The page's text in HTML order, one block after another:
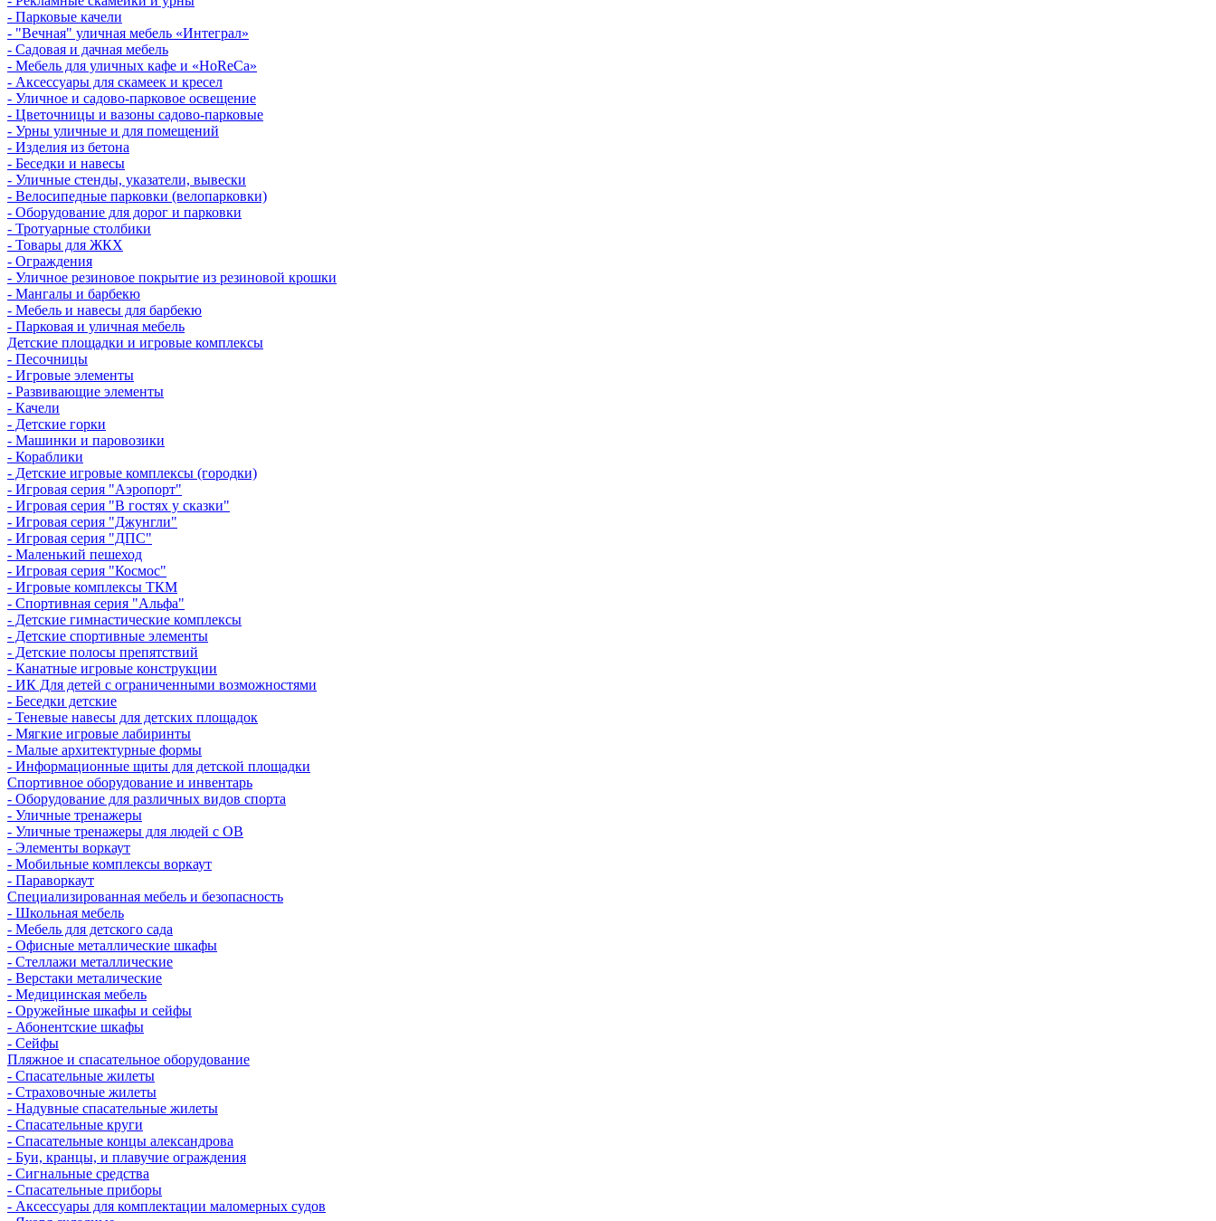
- Парковые качели
- "Вечная" уличная мебель «Интеграл»
- Садовая и дачная мебель
- Мебель для уличных кафе и «HoReCa»
- Аксессуары для скамеек и кресел
- Уличное и садово-парковое освещение
- Цветочницы и вазоны садово-парковые
- Урны уличные и для помещений
- Изделия из бетона
- Беседки и навесы
- Уличные стенды, указатели, вывески
- Велосипедные парковки (велопарковки)
- Оборудование для дорог и парковки
- Тротуарные столбики
- Товары для ЖКХ
- Ограждения
- Уличное резиновое покрытие из резиновой крошки
- Мангалы и барбекю
- Мебель и навесы для барбекю
- Парковая и уличная мебель
Детские площадки и игровые комплексы
- Песочницы
- Игровые элементы
- Развивающие элементы
- Качели
- Детские горки
- Машинки и паровозики
- Кораблики
- Детские игровые комплексы (городки)
- Игровая серия "Аэропорт"
- Игровая серия "В гостях у сказки"
- Игровая серия "Джунгли"
- Игровая серия "ДПС"
- Маленький пешеход
- Игровая серия "Космос"
- Игровые комплексы ТКМ
- Спортивная серия "Альфа"
- Детские гимнастические комплексы
- Детские спортивные элементы
- Детские полосы препятствий
- Канатные игровые конструкции
- ИК Для детей с ограниченными возможностями
- Беседки детские
- Теневые навесы для детских площадок
- Мягкие игровые лабиринты
- Малые архитектурные формы
- Информационные щиты для детской площадки
Спортивное оборудование и инвентарь
- Оборудование для различных видов спорта
- Уличные тренажеры
- Уличные тренажеры для людей с ОВ
- Элементы воркаут
- Мобильные комплексы воркаут
- Параворкаут
Cпециализированная мебель и безопасность
- Школьная мебель
- Мебель для детского сада
- Офисные металлические шкафы
- Стеллажи металлические
- Верстаки металические
- Медицинская мебель
- Оружейные шкафы и сейфы
- Абонентские шкафы
- Сейфы
Пляжное и спасательное оборудование
- Спасательные жилеты
- Страховочные жилеты
- Надувные спасательные жилеты
- Спасательные круги
- Спасательные концы александрова
- Буи, кранцы, и плавучие ограждения
- Сигнальные средства
- Спасательные приборы
- Аксессуары для комплектации маломерных судов